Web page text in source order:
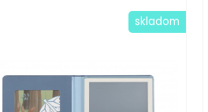
skladom